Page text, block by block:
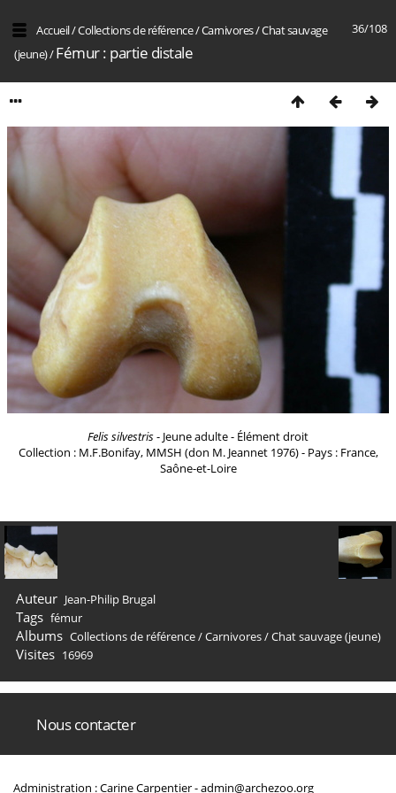
36/108
Accueil/Collections de référence/Carnivores/Chat sauvage
(jeune)/Fémur : partie distale
Felis silvestris- Jeune adulte - Élément droit
Collection : M.F.Bonifay, MMSH (don M. Jeannet 1976) - Pays : France,
Saône-et-Loire
Auteur Jean-Philip Brugal
Tags fémur
Albums Collections de référence/Carnivores/Chat sauvage (jeune)
Visites 16969
Nous contacter
Administration : Carine Carpentier -admin@archezoo.org